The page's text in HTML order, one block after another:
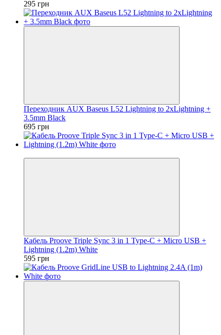
295 грн
Переходник AUX Baseus L52 Lightning to 2xLightning +
3.5mm Black
695 грн
Кабель Proove Triple Sync 3 in 1 Type-C + Micro USB +
Lightning (1.2m) White
595 грн